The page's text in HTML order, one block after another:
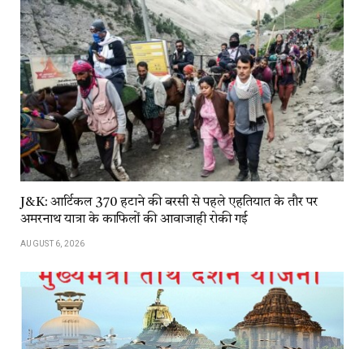
J&K: आर्टिकल 370 हटाने की बरसी से पहले एहतियात के तौर पर
अमरनाथ यात्रा के काफिलों की आवाजाही रोकी गई
AUGUST 6, 2026